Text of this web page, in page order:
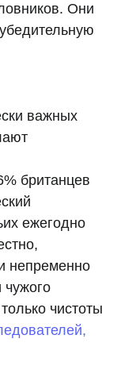
Они
важных
британцев
ежегодно
непременно
чужого
чистоты